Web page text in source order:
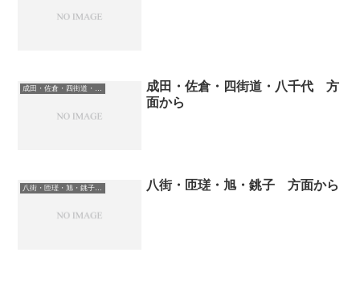
成田・佐倉・四街道・八千代 方
面から
八街・匝瑳・旭・銚子 方面から